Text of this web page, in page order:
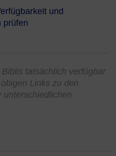
und
prüfen
tatsächlich verfügbar
Links zu den
unterschiedlichen